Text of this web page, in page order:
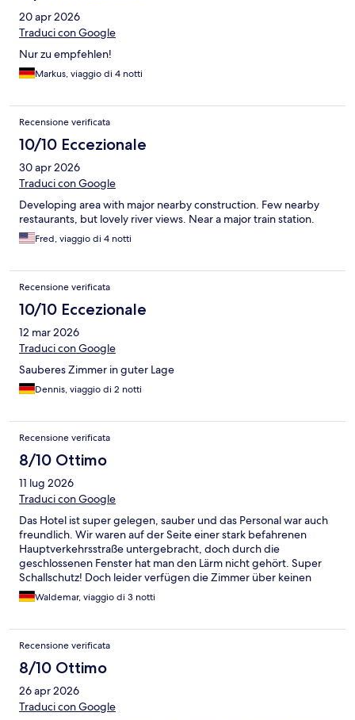
20 apr 2026
Traduci con Google
Nur zu empfehlen!
Markus, viaggio di 4 notti
Recensione verificata
10/10 Eccezionale
30 apr 2026
Traduci con Google
Developing area with major nearby construction. Few nearby
restaurants, but lovely river views. Near a major train station.
Fred, viaggio di 4 notti
Recensione verificata
10/10 Eccezionale
12 mar 2026
Traduci con Google
Sauberes Zimmer in guter Lage
Dennis, viaggio di 2 notti
Recensione verificata
8/10 Ottimo
11 lug 2026
Traduci con Google
Das Hotel ist super gelegen, sauber und das Personal war auch
freundlich. Wir waren auf der Seite einer stark befahrenen
Hauptverkehrsstraße untergebracht, doch durch die
geschlossenen Fenster hat man den Lärm nicht gehört. Super
Schallschutz! Doch leider verfügen die Zimmer über keinen
Ventilator oder eine Klimaanlage, so dass wir Nachts das Fenster
aufmachen mußten (im Hochsommer). Daher war der Schlaf nur
Mitnahme eines Ventilators. Trotzdem ist das Hotel sehr zu
empfehlen und wir würden uns dort wieder unterbringen.
Waldemar, viaggio di 3 notti
Recensione verificata
8/10 Ottimo
26 apr 2026
Traduci con Google